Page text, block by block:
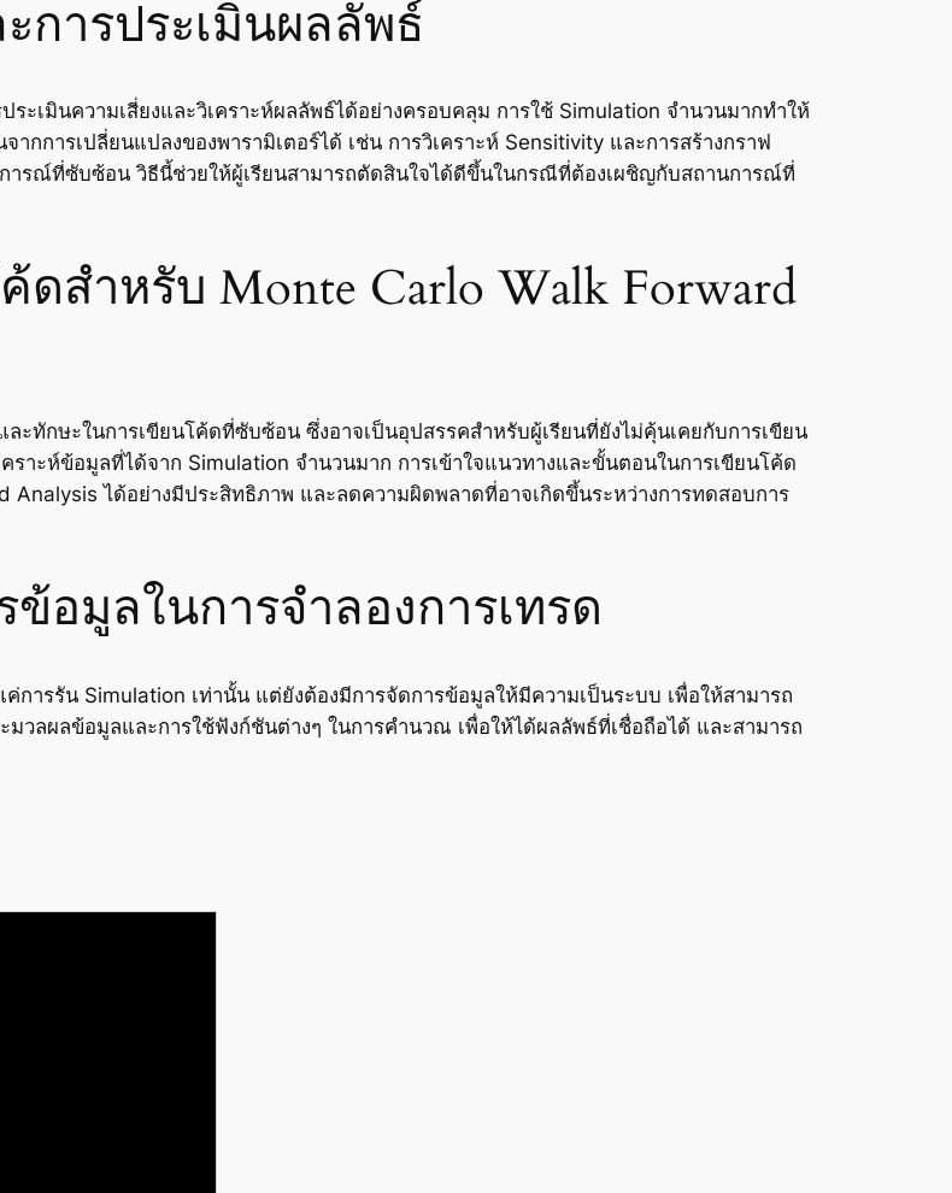
การประเมินผลลัพธ์
ะเมินความเสี่ยงและวิเคราะห์ผลลัพธ์ได้อย่างครอบคลุม การใช้ Simulation จำนวนมากทำให้
กการเปลี่ยนแปลงของพารามิเตอร์ได้ เช่น การวิเคราะห์ Sensitivity และการสร้างกราฟ
การณ์ที่ซับซ้อน วิธีนี้ช่วยให้ผู้เรียนสามารถตัดสินใจได้ดีขึ้นในกรณีที่ต้องเผชิญกับสถานการณ์ที่
สำหรับ Monte Carlo Walk Forward
ะทักษะในการเขียนโค้ดที่ซับซ้อน ซึ่งอาจเป็นอุปสรรคสำหรับผู้เรียนที่ยังไม่คุ้นเคยกับการเขียน
าะห์ข้อมูลที่ได้จาก Simulation จำนวนมาก การเข้าใจแนวทางและขั้นตอนในการเขียนโค้ด
Analysis ได้อย่างมีประสิทธิภาพ และลดความผิดพลาดที่อาจเกิดขึ้นระหว่างการทดสอบการ
อมูลในการจำลองการเทรด
การรัน Simulation เท่านั้น แต่ยังต้องมีการจัดการข้อมูลให้มีความเป็นระบบ เพื่อให้สามารถ
มวลผลข้อมูลและการใช้ฟังก์ชันต่างๆ ในการคำนวณ เพื่อให้ได้ผลลัพธ์ที่เชื่อถือได้ และสามารถ